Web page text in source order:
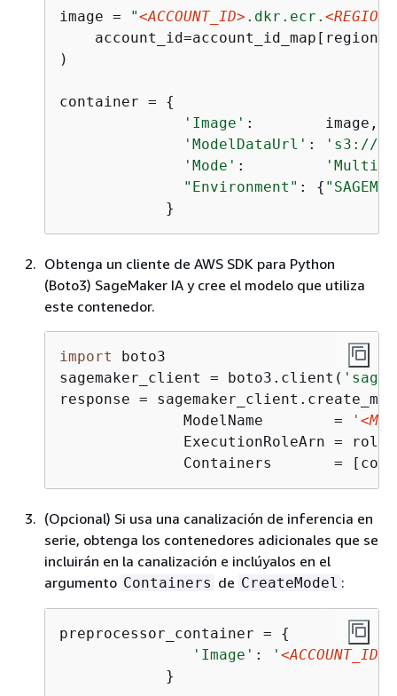
image = "<ACCOUNT_ID> .dkr.ecr.
)
container = {
'Image' :        image,
'ModelDataUrl' : 's3://
'Mode' :
"Environment" : {
Obtenga un cliente de AWS SDK para Python
(Boto3) SageMaker IA y cree el modelo que utiliza
este contenedor.
import
boto3
sagemaker_client = boto3.client(
response =
              ModelName        =
              ExecutionRoleArn = role,
Containers       =
(Opcional) Si usa una canalización de inferencia en
serie, obtenga los contenedores adicionales que se
incluirán en la canalización e inclúyalos en el
argumento Containers de CreateModel :
preprocessor_container = {
'Image' : ' <ACCOUNT_ID>
            }